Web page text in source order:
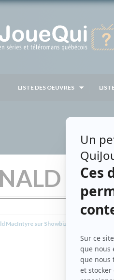
LISTE DES OEUVRES
MacIntyre sur Showbizz.net